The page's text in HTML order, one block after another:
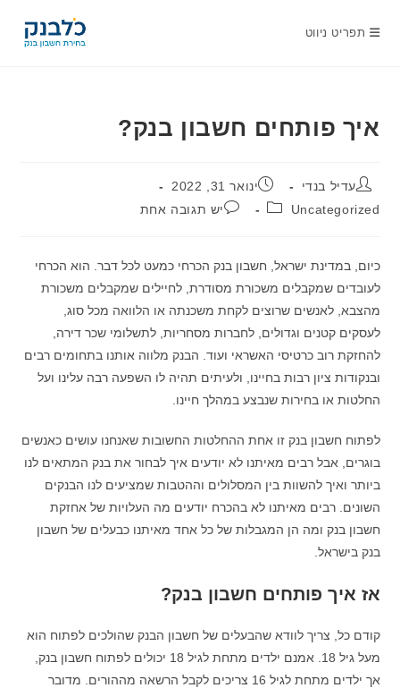
תפריט ניווט
איך פותחים חשבון בנק?
מחבר:עדיל בנדי פורסם:
ינואר 31, 2022
קטגוריה:
Uncategorized תגובות:יש תגובה אחת
כיום, במדינת ישראל, חשבון בנק הכרחי כמעט לכל דבר. הוא הכרחי
לעובדים שמקבלים משכורת מסודרת, לחיילים שמקבלים משכורת
מהצבא, לאנשים שרוצים לקחת משכנתה או הלוואה מכל סוג,
לעסקים קטנים וגדולים, לחברות מסחריות, לתשלומי שכר דירה,
להחזקת רוב כרטיסי האשראי ועוד. הבנק מלווה אותנו בתחומים רבים
ובנקודות ציון רבות בחיינו, ולעיתים תהיה לו השפעה רבה עלינו ועל
החלטות או בחירות שנבצע במהלך חיינו.
לפתוח חשבון בנק זו אחת ההחלטות החשובות שאנחנו עושים כאנשים
בוגרים, אבל רבים מאיתנו לא יודעים איך לבחור את בנק המתאים לנו
ביותר ואיך להשוות בין המסלולים וההטבות שמציעים לנו הבנקים
השונים. רבים מאיתנו לא בהכרח יודעים מה העלויות של אחזקת
חשבון בנק ומה הן המגבלות של כל אחד מאיתנו כבעלים של חשבון
בנק בישראל.
אז איך פותחים חשבון בנק?
קודם כל, צריך לוודא שהבעלים של חשבון הבנק שהולכים לפתוח הוא
מעל גיל 18. אמנם ילדים מתחת לגיל 18 יכולים לפתוח חשבון בנק,
אך ילדים מתחת לגיל 16 צריכים לקבל הרשאה מההורים. מדובר